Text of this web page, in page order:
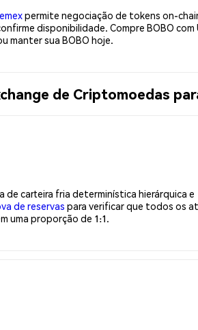
permite negociação de tokens on-
disponibilidade. Compre BOBO
manter sua BOBO hoje.
de Criptomoedas
de carteira fria determinística hierárquica e
de reservas para verificar que todos os
uma proporção de 1:1.